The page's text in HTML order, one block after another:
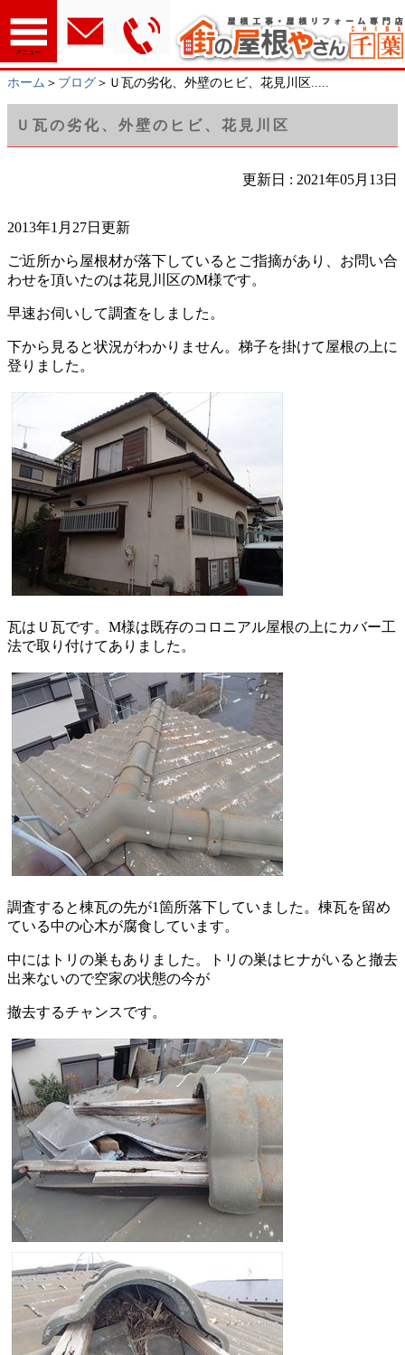
メニュー
ホーム ＞ ブログ ＞Ｕ瓦の劣化、外壁のヒビ、花見川区.....
Ｕ瓦の劣化、外壁のヒビ、花見川区
更新日 : 2021年05月13日
2013年1月27日更新
ご近所から屋根材が落下しているとご指摘があり、お問い合
わせを頂いたのは花見川区のM様です。
早速お伺いして調査をしました。
下から見ると状況がわかりません。梯子を掛けて屋根の上に
登りました。
瓦はＵ瓦です。M様は既存のコロニアル屋根の上にカバー工
法で取り付けてありました。
調査すると棟瓦の先が1箇所落下していました。棟瓦を留め
ている中の心木が腐食しています。
中にはトリの巣もありました。トリの巣はヒナがいると撤去
出来ないので空家の状態の今が
撤去するチャンスです。